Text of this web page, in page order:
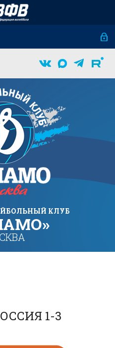
КЛУБ
1-3